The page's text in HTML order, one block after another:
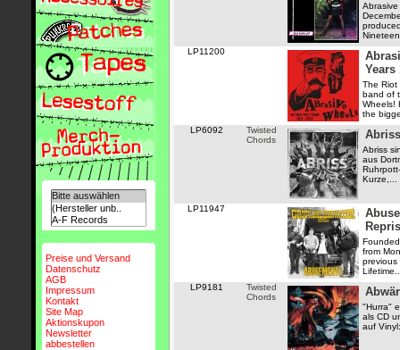
Preise und Versand
Datenschutz
AGB
Impressum
Kontakt
Site Map
Aktionskupon
Newsletter
abbestellen
LP11200
Years
The Riot
band of
Wheels!
the
LP6092
Twisted
Chords
Abriss
aus
Kurze,...
LP11947
from
previous
LP9181
Twisted
Chords
"Hurra"
als CD
auf